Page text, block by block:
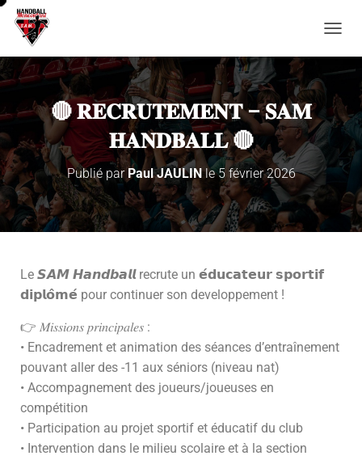
É
P
I
E
🔴 𝐑𝐄𝐂𝐑𝐔𝐓𝐄𝐌𝐄𝐍𝐓 – 𝐒𝐀𝐌
𝐇𝐀𝐍𝐃𝐁𝐀𝐋𝐋 🔴
Publié parPaul JAULINle5 février 2026
Le 𝙎𝘼𝙈 𝙃𝙖𝙣𝙙𝙗𝙖𝙡𝙡 recrute un 𝗲́𝗱𝘂𝗰𝗮𝘁𝗲𝘂𝗿 𝘀𝗽𝗼𝗿𝘁𝗶𝗳
𝗱𝗶𝗽𝗹𝗼̂𝗺𝗲́ pour continuer son developpement !
👉 𝑀𝑖𝑠𝑠𝑖𝑜𝑛𝑠 𝑝𝑟𝑖𝑛𝑐𝑖𝑝𝑎𝑙𝑒𝑠 :
• Encadrement et animation des séances d’entraînement
pouvant aller des -11 aux séniors (niveau nat)
• Accompagnement des joueurs/joueuses en
compétition
• Participation au projet sportif et éducatif du club
• Intervention dans le milieu scolaire et à la section